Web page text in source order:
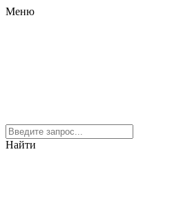
Меню
Найти